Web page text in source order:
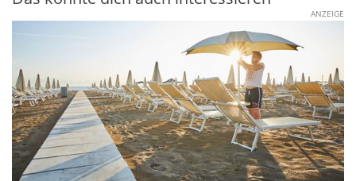
ANZEIGE